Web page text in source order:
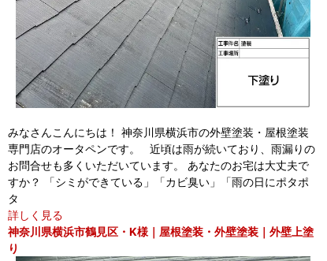
みなさんこんにちは！ 神奈川県横浜市の外壁塗装・屋根塗装
専門店のオータペンです。 近頃は雨が続いており、雨漏りの
お問合せも多くいただいています。 あなたのお宅は大丈夫で
すか？ 「シミができている」「カビ臭い」「雨の日にポタポ
タ
詳しく見る
神奈川県横浜市鶴見区・K様｜屋根塗装・外壁塗装｜外壁上塗
り